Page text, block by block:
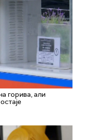
горива, али